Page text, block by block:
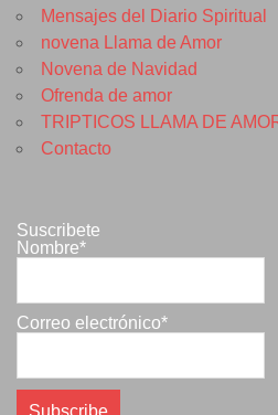
Mensajes del Diario Spiritual
novena Llama de Amor
Novena de Navidad
Ofrenda de amor
TRIPTICOS LLAMA DE
Contacto
Suscribete
Nombre*
Correo electrónico*